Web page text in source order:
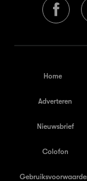
Home
Adverteren
Nieuwsbrief
Colofon